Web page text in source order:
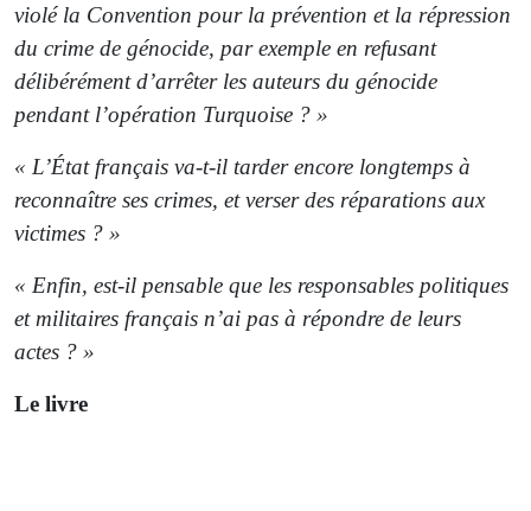
violé la Convention pour la prévention et la répression
du crime de génocide, par exemple en refusant
délibérément d’arrêter les auteurs du génocide
pendant l’opération Turquoise ? »
« L’État français va-t-il tarder encore longtemps à
reconnaître ses crimes, et verser des réparations aux
victimes ? »
« Enfin, est-il pensable que les responsables politiques
et militaires français n’ai pas à répondre de leurs
actes ? »
Le livre